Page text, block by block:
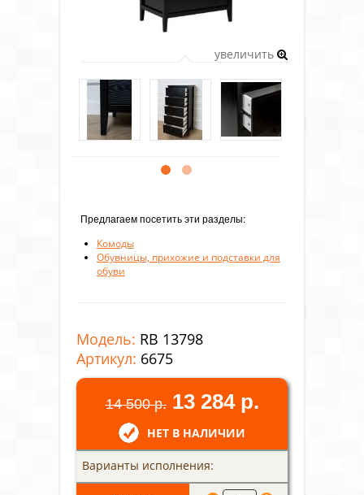
увеличить
Предлагаем посетить эти разделы:
Комоды
Обувницы, прихожие и подставки для
обуви
Модель: RB 13798
Артикул: 6675
14 500 р. 13 284 р.
НЕТ В НАЛИЧИИ
Варианты исполнения: